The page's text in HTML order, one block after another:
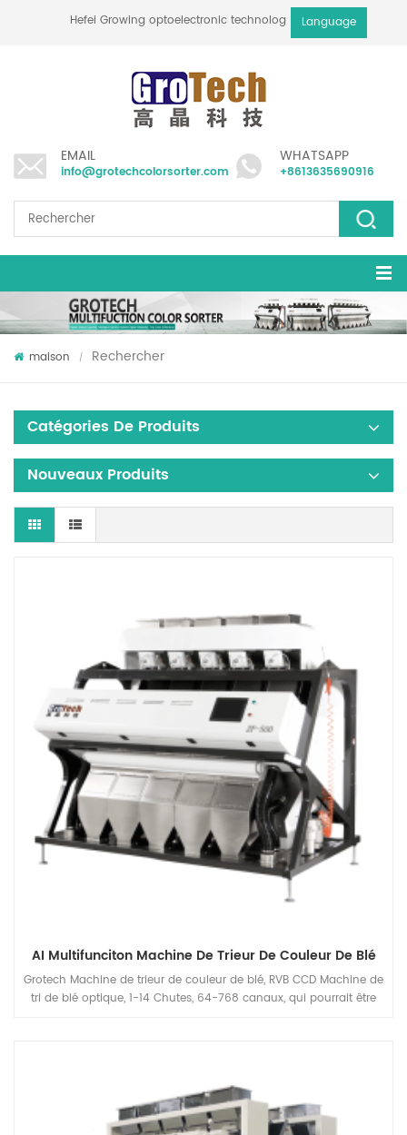
Hefei Growing optoelectronic technology co., ltd
Language
EMAIL
info@grotechcolorsorter.com
WHATSAPP
+8613635690916
maison / Rechercher
Catégories De Produits
Nouveaux Produits
AI Multifunciton Machine De Trieur De Couleur De Blé
Grotech Machine de trieur de couleur de blé, RVB CCD Machine de
tri de blé optique, 1-14 Chutes, 64-768 canaux, qui pourrait être